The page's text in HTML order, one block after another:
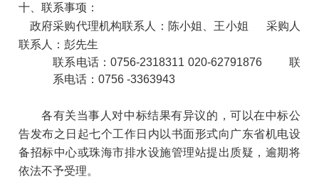
十、联系事项：
政府采购代理机构联系人：陈小姐、王小姐
采购人
联系人：彭先生
联系电话：0756-2318311 020-62791876
联
系电话：0756 -3363943
各有关当事人对中标结果有异议的，可以在中标公
告发布之日起七个工作日内以书面形式向广东省机电设
备招标中心或珠海市排水设施管理站提出质疑，逾期将
依法不予受理。